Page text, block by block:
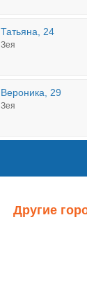
Татьяна, 24
Зея
Вероника, 29
Зея
Другие